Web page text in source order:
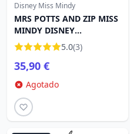
Disney Miss Mindy
MRS POTTS AND ZIP MISS
MINDY DISNEY
SHOWCASE 5.0(3)
35,90 €
Agotado